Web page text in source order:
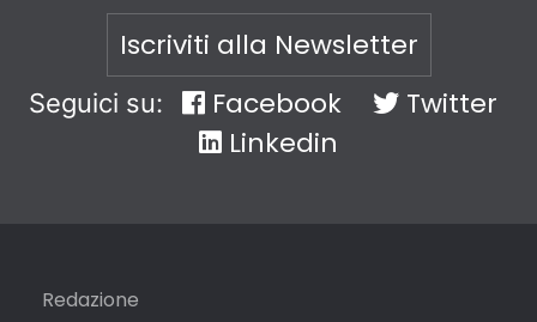
Iscriviti alla Newsletter
Seguici su: Facebook
Twitter
Linkedin
Redazione